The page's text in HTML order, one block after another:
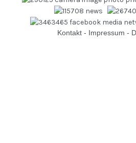
Kontakt - Impressum -